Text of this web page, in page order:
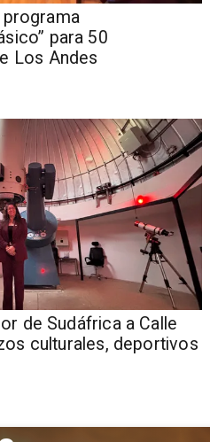
para 50
Los Andes
de Sudáfrica a Calle
culturales, deportivos